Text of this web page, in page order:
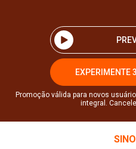
EXPERIMENTE
Promoção válida para novos
integral.